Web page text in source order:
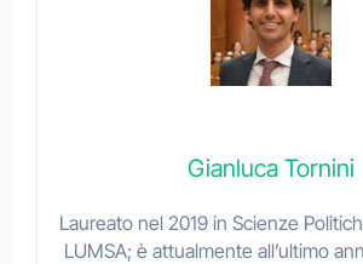
Gianluca Tornini
Laureato nel 2019 in Scienze
LUMSA; è attualmente all’ultimo